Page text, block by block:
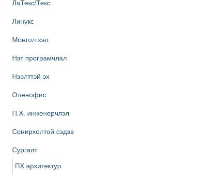
ЛаТекс/Текс
Линүкс
Монгол хэл
Нэт програмчлал
Нээлттэй эх
Опенофис
П.Х. инженерчлэл
Сонирхолтой сэдэв
Сургалт
ПХ архитектур